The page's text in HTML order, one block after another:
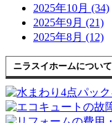
2025年10月 (34)
2025年9月 (21)
2025年8月 (12)
ニラスイホームについて